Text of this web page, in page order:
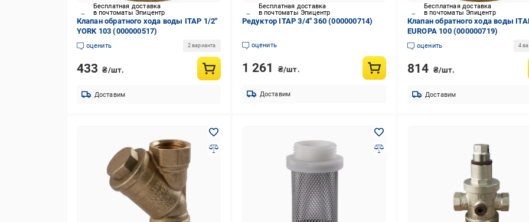
Бесплатная доставка
в почтоматы Эпицентр
Клапан обратного хода воды ITAP 1/2″
YORK 103 (000000517)
оценить 2 варианта
433 ₴/шт.
Доставим
Бесплатная доставка
в почтоматы Эпицентр
Редуктор ITAP 3/4″ 360 (000000714)
оценить
1 261 ₴/шт.
Доставим
Бесплатная доставка
в почтоматы Эпицентр
Клапан обратного хода воды
EUROPA 100 (000000719)
оценить 4
814 ₴/шт.
Доставим